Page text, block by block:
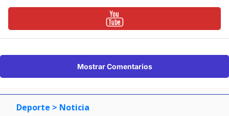
Mostrar Comentarios
Deporte > Noticia